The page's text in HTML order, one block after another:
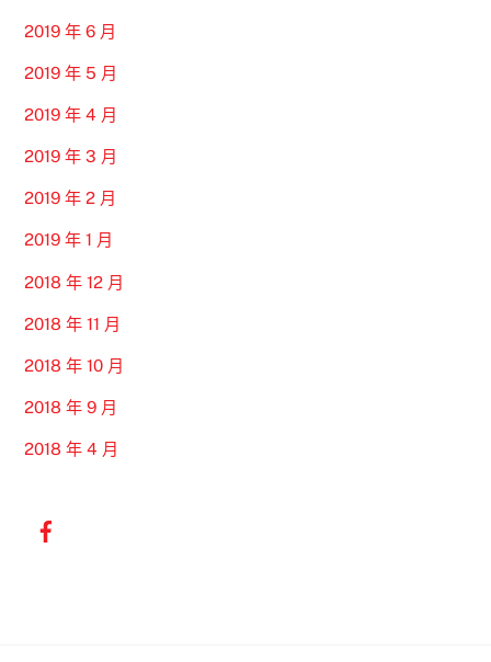
2019 年 6 月
2019 年 5 月
2019 年 4 月
2019 年 3 月
2019 年 2 月
2019 年 1 月
2018 年 12 月
2018 年 11 月
2018 年 10 月
2018 年 9 月
2018 年 4 月